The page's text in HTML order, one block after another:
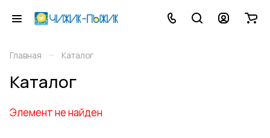
Главная – Каталог
Каталог
Элемент не найден